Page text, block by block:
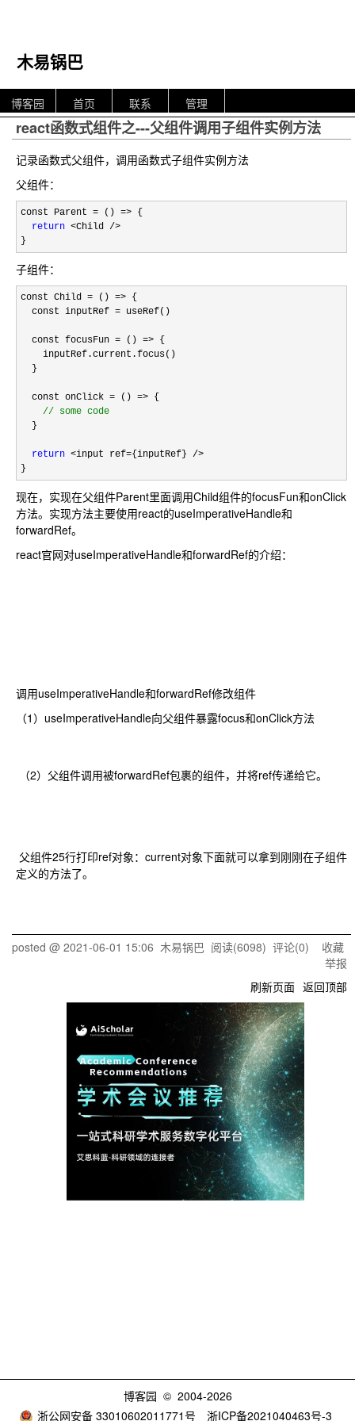
木易锅巴
博客园 首页 联系 管理
react函数式组件之---父组件调用子组件实例方法
记录函数式父组件，调用函数式子组件实例方法
父组件：
const Parent = () => {
return <Child />
}
子组件：
const Child = () => {
  const inputRef
= useRef()
  const focusFun
= () => {
    inputRef.current.focus()
  }
  const onClick
= () => {
// some code
  }
return <input ref={inputRef} />
}
现在，实现在父组件Parent里面调用Child组件的focusFun和onClick
方法。实现方法主要使用react的useImperativeHandle和
forwardRef。
react官网对useImperativeHandle和forwardRef的介绍：
调用useImperativeHandle和forwardRef修改组件
（1）useImperativeHandle向父组件暴露focus和onClick方法
（2）父组件调用被forwardRef包裹的组件，并将ref传递给它。
父组件25行打印ref对象：current对象下面就可以拿到刚刚在子组件
定义的方法了。
posted @ 2021-06-01 15:06 木易锅巴 阅读(6098) 评论(0) 收藏
举报
刷新页面 返回顶部
博客园 © 2004-2026
浙公网安备 33010602011771号
浙ICP备2021040463号-3